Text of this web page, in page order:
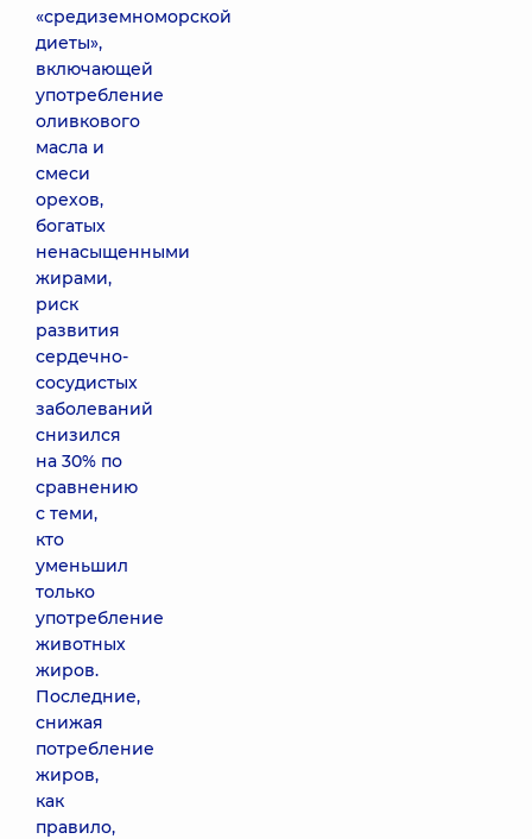
«средиземноморской
диеты»,
включающей
употребление
оливкового
масла и
смеси
орехов,
богатых
ненасыщенными
жирами,
риск
развития
сердечно-
сосудистых
заболеваний
снизился
на 30% по
сравнению
с теми,
кто
уменьшил
только
употребление
животных
жиров.
Последние,
снижая
потребление
жиров,
как
правило,